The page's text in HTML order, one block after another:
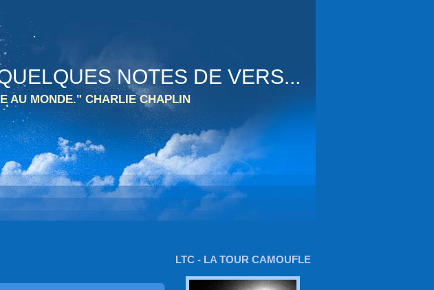
NOTES DE VERS...
AU MONDE." CHARLIE CHAPLIN
LTC - LA TOUR CAMOUFLE